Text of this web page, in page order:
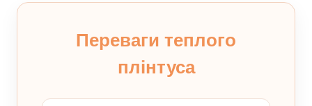
Переваги теплого
плінтуса